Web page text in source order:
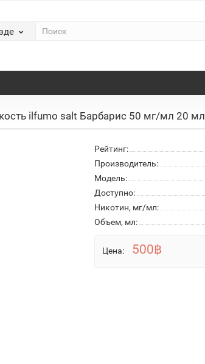
ilfumo salt Барбарис 50 мг/мл 20 мл
Рейтинг:
Производитель:
Модель:
Доступно:
Никотин, мг/мл:
Объем, мл:
Цена: 500฿